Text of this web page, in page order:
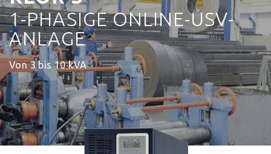
1-PHASIGE ONLINE-USV-
ANLAGE
Von 3 bis 10 kVA